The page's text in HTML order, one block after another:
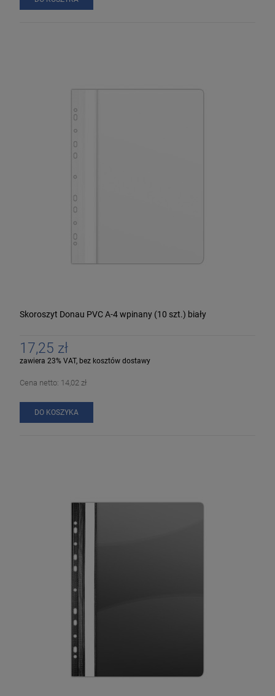
Skoroszyt Donau PVC A-4 wpinany (10 szt.) biały
17,25 zł
zawiera 23% VAT, bez kosztów dostawy
Cena netto: 14,02 zł
DO KOSZYKA